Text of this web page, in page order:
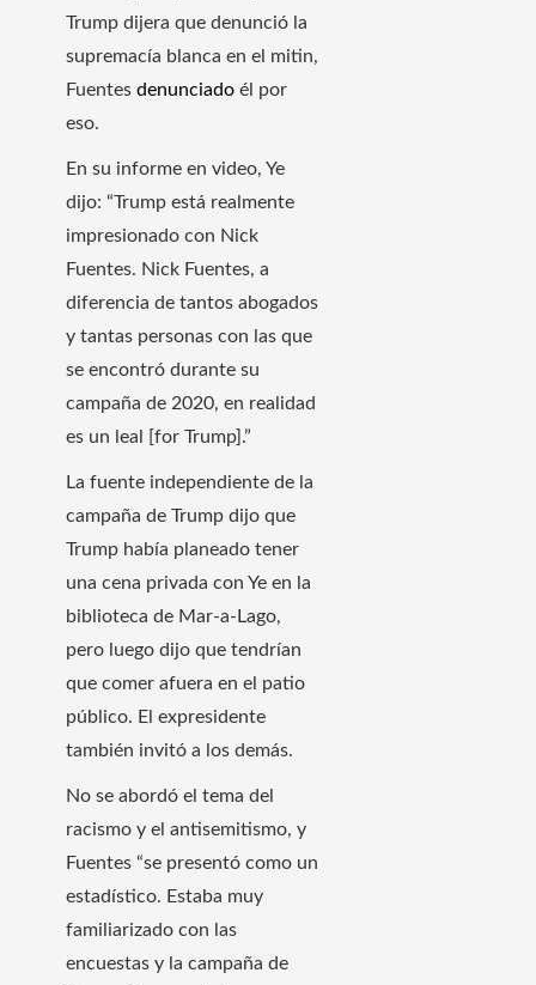
Trump dijera que denunció la
supremacía blanca en el mitin,
Fuentes denunciado él por
eso.
En su informe en video, Ye
dijo: “Trump está realmente
impresionado con Nick
Fuentes. Nick Fuentes, a
diferencia de tantos abogados
y tantas personas con las que
se encontró durante su
campaña de 2020, en realidad
es un leal [for Trump].”
La fuente independiente de la
campaña de Trump dijo que
Trump había planeado tener
una cena privada con Ye en la
biblioteca de Mar-a-Lago,
pero luego dijo que tendrían
que comer afuera en el patio
público. El expresidente
también invitó a los demás.
No se abordó el tema del
racismo y el antisemitismo, y
Fuentes “se presentó como un
estadístico. Estaba muy
familiarizado con las
encuestas y la campaña de